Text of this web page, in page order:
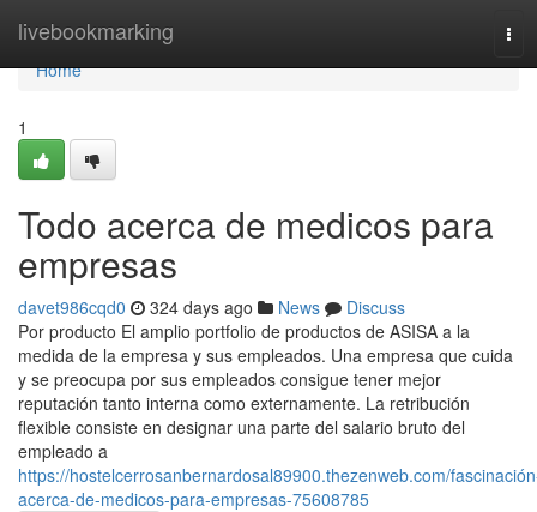
livebookmarking
Home
Home
1
Todo acerca de medicos para
empresas
davet986cqd0 324 days ago News
Discuss
Por producto El amplio portfolio de productos de ASISA a la
medida de la empresa y sus empleados. Una empresa que cuida
y se preocupa por sus empleados consigue tener mejor
reputación tanto interna como externamente. La retribución
flexible consiste en designar una parte del salario bruto del
empleado a
https://hostelcerrosanbernardosal89900.thezenweb.com/
acerca-de-medicos-para-empresas-75608785